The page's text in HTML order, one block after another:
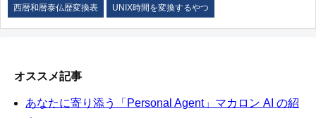
西暦和暦泰仏歴変換表 UNIX時間を変換するやつ
オススメ記事
あなたに寄り添う「Personal Agent」マカロン AI の紹